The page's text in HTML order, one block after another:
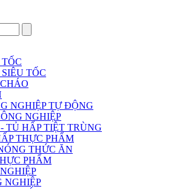
TỐC
NGHIỆP TỰ ĐỘNG
NGHIỆP
TỦ HẤP TIỆT TRÙNG
THỰC PHẨM
THỨC ĂN
PHẨM
NGHIỆP